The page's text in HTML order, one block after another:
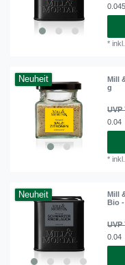
0.045
*
Neuheit
Mill
g
UVP
0.04
*
Neuheit
Mill
Bio -
UVP
0.04